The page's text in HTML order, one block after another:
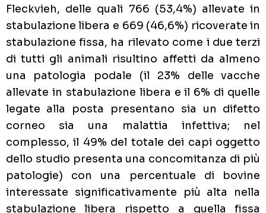
Fleckvieh, delle quali 766 (53,4%) allevate in
stabulazione libera e 669 (46,6%) ricoverate in
stabulazione fissa, ha rilevato come i due terzi
di tutti gli animali risultino affetti da almeno
una patologia podale (il 23% delle vacche
allevate in stabulazione libera e il 6% di quelle
legate alla posta presentano sia un difetto
corneo sia una malattia infettiva; nel
complesso, il 49% del totale dei capi oggetto
dello studio presenta una concomitanza di più
patologie) con una percentuale di bovine
interessate significativamente più alta nella
stabulazione libera rispetto a quella fissa